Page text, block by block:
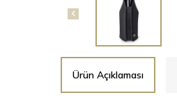
Ürün Açıklaması